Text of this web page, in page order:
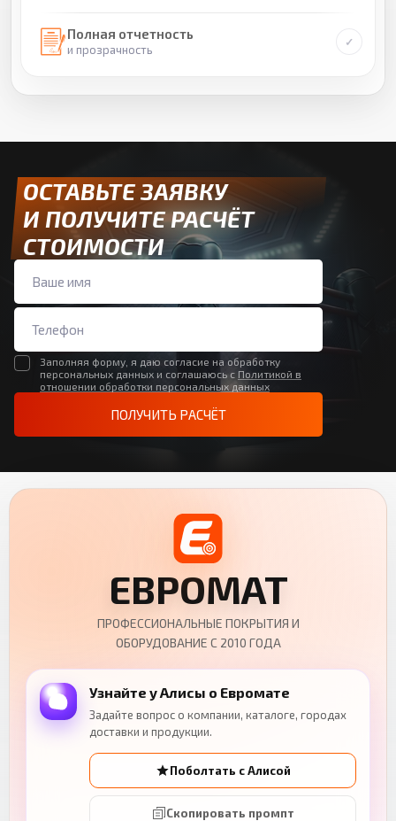
Полная отчетность
и прозрачность
ОСТАВЬТЕ ЗАЯВКУ
И ПОЛУЧИТЕ РАСЧЁТ
СТОИМОСТИ
Заполняя форму, я даю согласие на обработку
персональных данных и соглашаюсь с Политикой в
отношении обработки персональных данных
ПОЛУЧИТЬ РАСЧЁТ
ЕВРОМАТ
ПРОФЕССИОНАЛЬНЫЕ ПОКРЫТИЯ И
ОБОРУДОВАНИЕ С 2010 ГОДА
Узнайте у Алисы о Евромате
Задайте вопрос о компании, каталоге, городах
доставки и продукции.
Поболтать с Алисой
Скопировать промпт